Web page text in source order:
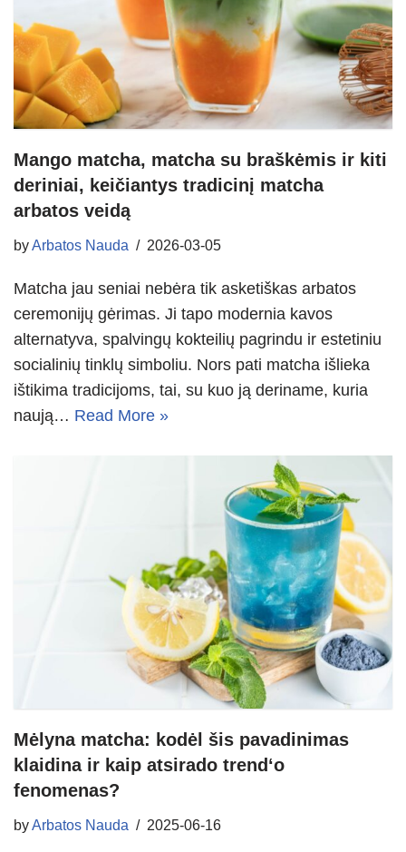
Mango matcha, matcha su braškėmis ir kiti
deriniai, keičiantys tradicinį matcha
arbatos veidą
byArbatos Nauda 2026-03-05
Matcha jau seniai nebėra tik asketiškas arbatos
ceremonijų gėrimas. Ji tapo modernia kavos
alternatyva, spalvingų kokteilių pagrindu ir estetiniu
socialinių tinklų simboliu. Nors pati matcha išlieka
ištikima tradicijoms, tai, su kuo ją deriname, kuria
naują… Read More »
Mėlyna matcha: kodėl šis pavadinimas
klaidina ir kaip atsirado trend‘o
fenomenas?
byArbatos Nauda 2025-06-16